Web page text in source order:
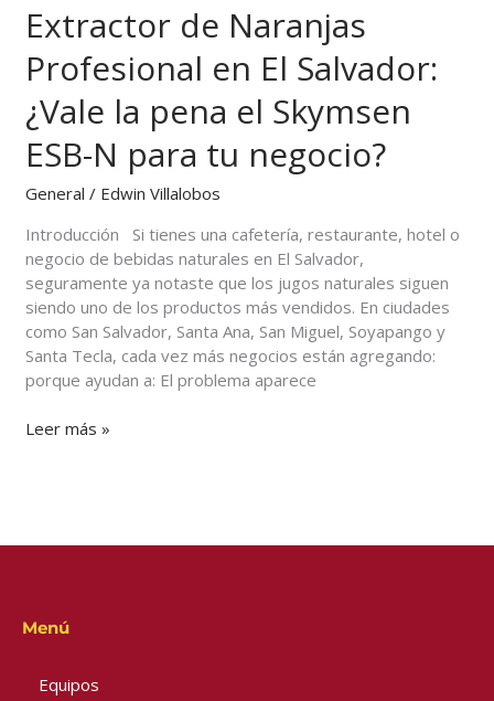
Extractor de Naranjas
Profesional en El Salvador:
¿Vale la pena el Skymsen
ESB-N para tu negocio?
General / Edwin Villalobos
Introducción Si tienes una cafetería, restaurante, hotel o
negocio de bebidas naturales en El Salvador,
seguramente ya notaste que los jugos naturales siguen
siendo uno de los productos más vendidos. En ciudades
como San Salvador, Santa Ana, San Miguel, Soyapango y
Santa Tecla, cada vez más negocios están agregando:
porque ayudan a: El problema aparece
Naranjas
Profesional
en
El
Salvador:
¿Vale
la
pena
Skymsen
ESB-
N
para
tu
negocio?
Leer más »
Menú
Equipos